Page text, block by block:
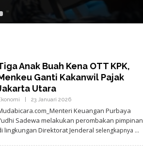
Anak Buah Kena OTT KPK,
Ganti Kakanwil Pajak
Utara
23 Januari 2026O
E
H
J
D
Keuangan Purbaya
Sadewa melakukan perombakan pimpinan
lingkungan Direktorat Jenderal selengkapnya